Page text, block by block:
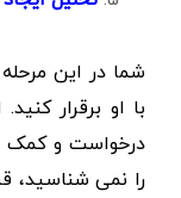
شما در این
با او برقرار
درخواست و کمک
را نمی شناسید،